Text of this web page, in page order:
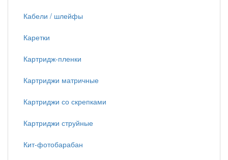
Кабели / шлейфы
Каретки
Картридж-пленки
Картриджи матричные
Картриджи со скрепками
Картриджи струйные
Кит-фотобарабан